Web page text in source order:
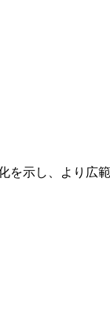
示し、より広